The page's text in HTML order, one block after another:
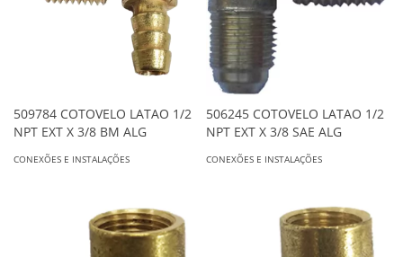
509784 COTOVELO LATAO 1/2
NPT EXT X 3/8 BM ALG
CONEXÕES E INSTALAÇÕES
506245 COTOVELO LATAO 1/2
NPT EXT X 3/8 SAE ALG
CONEXÕES E INSTALAÇÕES